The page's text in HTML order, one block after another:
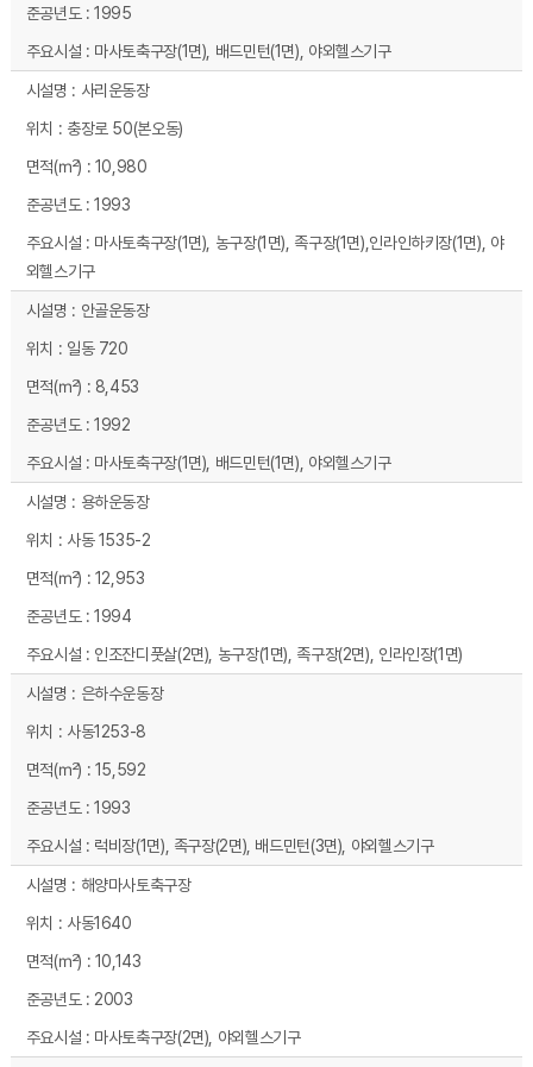
1995
마사토축구장(1면), 배드민턴(1면), 야외헬스기구
사리운동장
충장로 50(본오동)
10,980
1993
마사토축구장(1면), 농구장(1면), 족구장(1면),인라인하키장(1면), 야
외헬스기구
안골운동장
일동 720
8,453
1992
마사토축구장(1면), 배드민턴(1면), 야외헬스기구
용하운동장
사동 1535-2
12,953
1994
인조잔디풋살(2면), 농구장(1면), 족구장(2면), 인라인장(1면)
은하수운동장
사동1253-8
15,592
1993
럭비장(1면), 족구장(2면), 배드민턴(3면), 야외헬스기구
해양마사토축구장
사동1640
10,143
2003
마사토축구장(2면), 야외헬스기구